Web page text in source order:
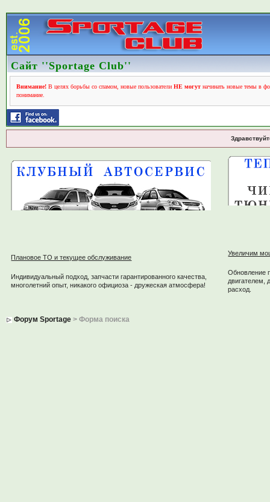
Сайт ''Sportage Club''
Внимание!В целях борьбы со спамом, новые пользователи НЕ могутначинать новые темы в
понимание.
Плановое ТО и текущее обслуживание
Индивидуальный подход, запчасти гарантированного качества,
многолетний опыт, никакого официоза - дружеская атмосфера!
Увеличим
Обновление
двигателем,
расход.
Форум Sportage> Форма поиска